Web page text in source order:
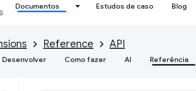
Documentos Estudos de caso Blog
Reference API
Desenvolver Como fazer AI Referência